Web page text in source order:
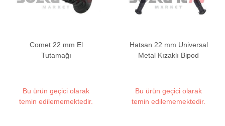
Comet 22 mm El
Tutamağı
Bu ürün geçici olarak
temin edilememektedir.
Hatsan 22 mm Universal
Metal Kızaklı Bipod
Bu ürün geçici olarak
temin edilememektedir.